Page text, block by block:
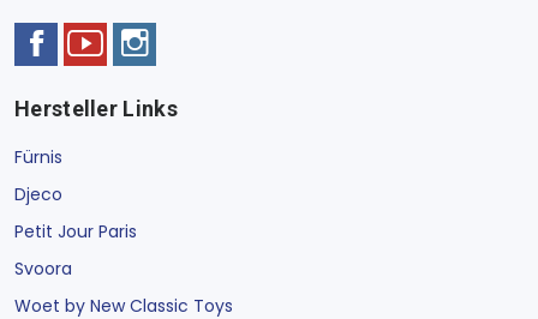
Hersteller Links
Fürnis
Djeco
Petit Jour Paris
Svoora
Woet by New Classic Toys